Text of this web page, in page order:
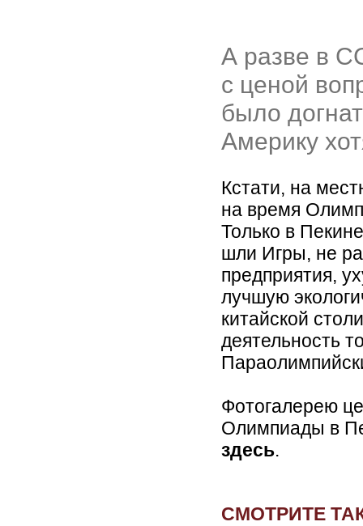
А разве в
с ценой
было
Америку
Кстати, на
на время
Только в
шли Игры, не
предприятия,
лучшую
китайской
деятельность
Фотогалерею
Олимпиады в
здесь.
СМОТРИТЕ